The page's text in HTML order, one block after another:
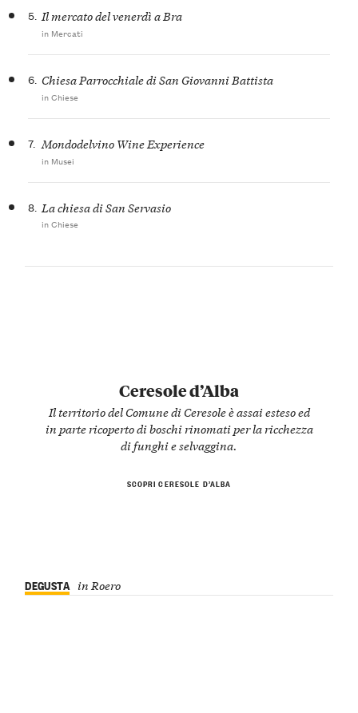
Ceresole d’Alba
Il territorio del Comune di Ceresole è assai esteso ed
in parte ricoperto di boschi rinomati per la ricchezza
di funghi e selvaggina.
SCOPRI CERESOLE D’ALBA
5. Il mercato del venerdì a Bra
in Mercati
6. Chiesa Parrocchiale di San Giovanni Battista
in Chiese
7. Mondodelvino Wine Experience
in Musei
8. La chiesa di San Servasio
in Chiese
DEGUSTA in Roero